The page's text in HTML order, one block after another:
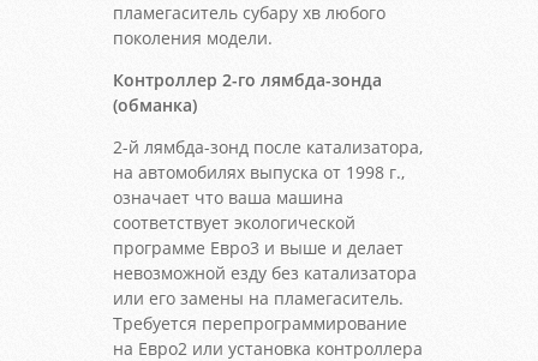
пламегаситель субару хв любого
поколения модели.
Контроллер 2-го лямбда-зонда
(обманка)
2-й лямбда-зонд после катализатора,
на автомобилях выпуска от 1998 г.,
означает что ваша машина
соответствует экологической
программе Евро3 и выше и делает
невозможной езду без катализатора
или его замены на пламегаситель.
Требуется перепрограммирование
на Евро2 или установка контроллера